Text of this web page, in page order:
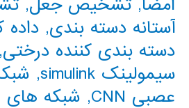
آستانه دسته بندی, داده
دسته بندی کننده درختی,
سیمولینک simulink
,
عصبی CNN
, شبکه